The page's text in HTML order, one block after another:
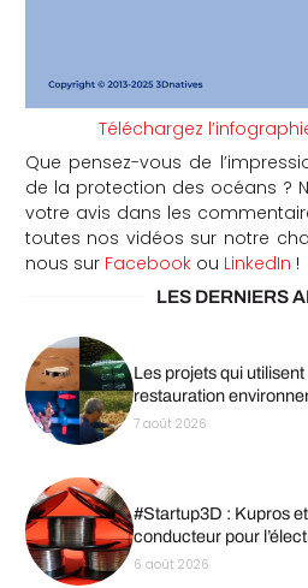
Téléchargez
Que pensez-vous de
de la protection des océans ?
votre avis dans les
toutes nos vidéos sur notre
nous sur Facebookou LinkedIn !
LES DERNIERS
Les projets qui
restauration
7 août 2026
#Startup3D : Kupros
conducteur pour
6 août 2026